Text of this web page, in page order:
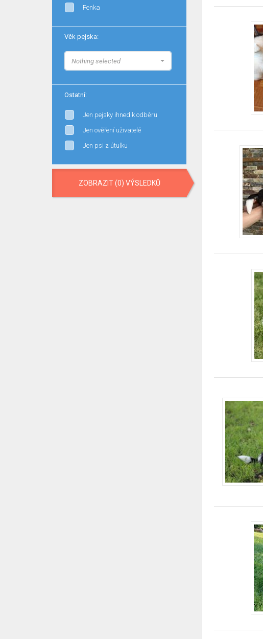
Fenka
Věk pejska:
Nothing selected
Ostatní:
Jen pejsky ihned k odběru
Jen ověření uživatelé
Jen psi z útulku
ZOBRAZIT (0) VÝSLEDKŮ